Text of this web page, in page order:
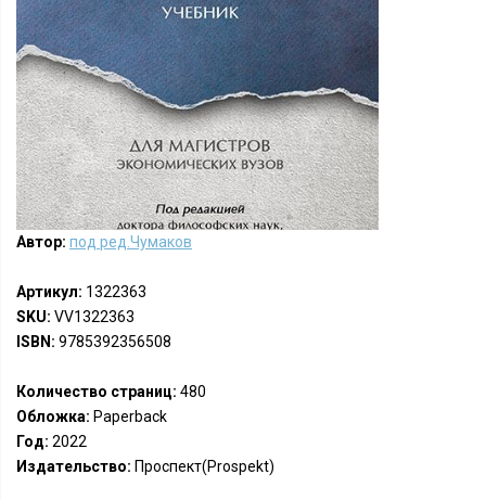
Автор: под ред.Чумаков
Артикул: 1322363
SKU: VV1322363
ISBN: 9785392356508
Количество страниц: 480
Обложка: Paperback
Год: 2022
Издательство: Проспект(Prospekt)